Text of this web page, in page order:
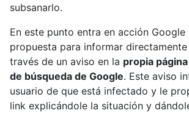
subsanarlo.
En este punto entra en acción Google
propuesta para informar
través de un aviso en la propia
de búsqueda de Google. Este aviso
usuario de que está infectado y le
link explicándole la situación y